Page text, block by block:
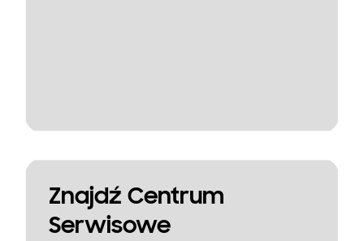
Znajdź Centrum
Serwisowe